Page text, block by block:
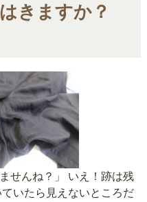
きますか？
せんね？」 いえ！跡は残
いたら見えないところだ